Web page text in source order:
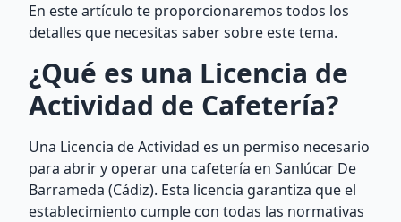
En este artículo te proporcionaremos todos los
detalles que necesitas saber sobre este tema.
¿Qué es una Licencia de
Actividad de Cafetería?
Una Licencia de Actividad es un permiso necesario
para abrir y operar una cafetería en Sanlúcar De
Barrameda (Cádiz). Esta licencia garantiza que el
establecimiento cumple con todas las normativas